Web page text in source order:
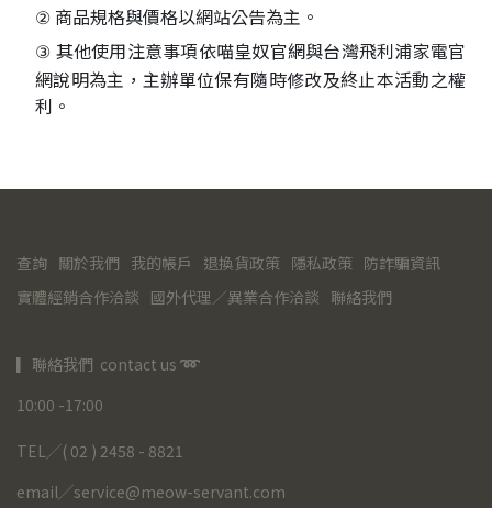
② 商品規格與價格以網站公告為主。
③ 其他使用注意事項依喵皇奴官網與台灣飛利浦家電官
網說明為主，主辦單位保有隨時修改及終止本活動之權
利。
查詢 關於我們 我的帳戶 退換貨政策 隱私政策 防詐騙資訊
實體經銷合作洽談 國外代理／異業合作洽談 聯絡我們
▎聯絡我們  contact us ➿
10:00 -17:00
TEL╱( 02 ) 2458 - 8821
email╱service@meow-servant.com